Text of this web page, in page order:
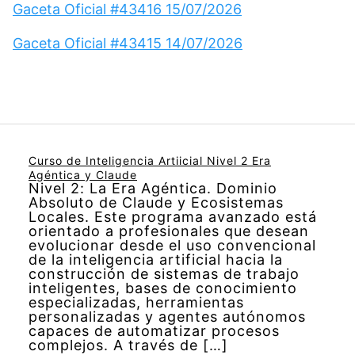
Gaceta Oficial #43416 15/07/2026
Gaceta Oficial #43415 14/07/2026
Curso de Inteligencia Artiicial Nivel 2 Era
Agéntica y Claude
Nivel 2: La Era Agéntica. Dominio
Absoluto de Claude y Ecosistemas
Locales. Este programa avanzado está
orientado a profesionales que desean
evolucionar desde el uso convencional
de la inteligencia artificial hacia la
construcción de sistemas de trabajo
inteligentes, bases de conocimiento
especializadas, herramientas
personalizadas y agentes autónomos
capaces de automatizar procesos
complejos. A través de […]